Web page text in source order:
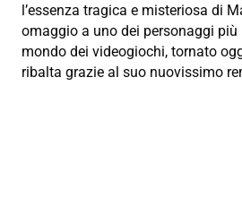
l’essenza tragica e misteriosa di
omaggio a uno dei personaggi
mondo dei videogiochi, tornato
ribalta grazie al suo nuovissimo